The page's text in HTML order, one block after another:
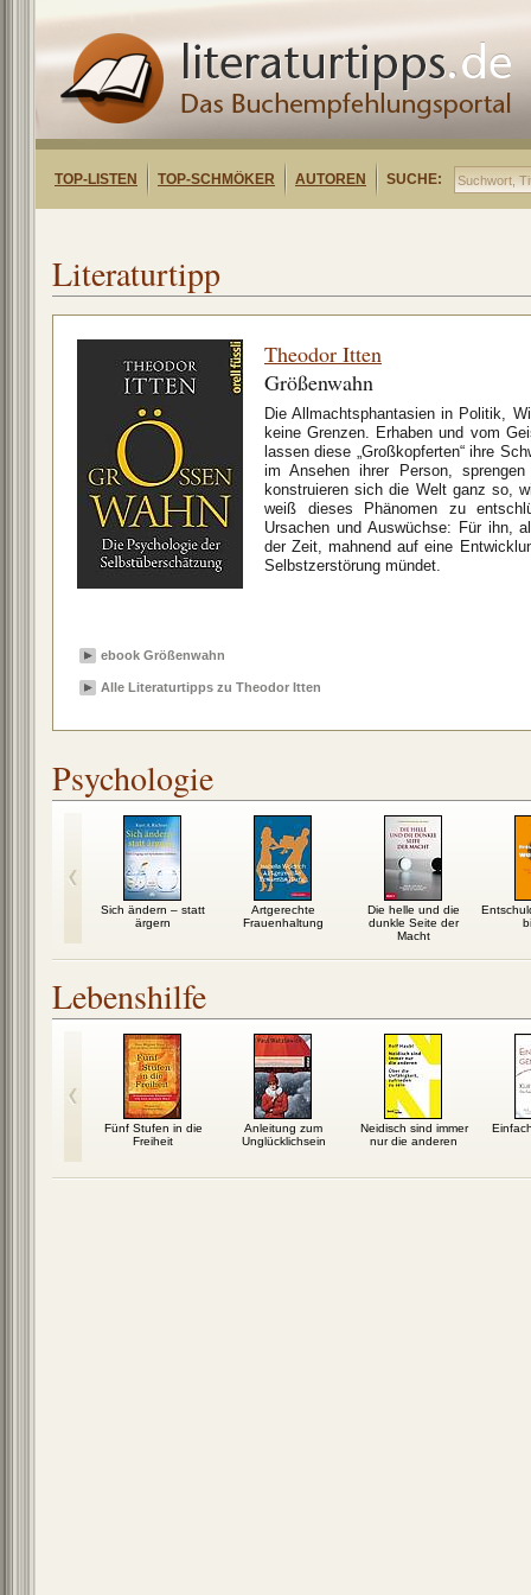
TOP-LISTEN TOP-SCHMÖKER AUTOREN SUCHE:
Literaturtipp
Theodor Itten
Größenwahn
Die Allmachtsphantasien in Politik,
keine Grenzen. Erhaben und vom
lassen diese „Großkopferten“ ihre
im Ansehen ihrer Person,
konstruieren sich die Welt ganz so,
weiß dieses Phänomen zu
Ursachen und Auswüchse: Für ihn,
der Zeit, mahnend auf eine
Selbstzerstörung mündet.
ebook Größenwahn
Alle Literaturtipps zu Theodor Itten
Psychologie
Sich ändern – statt
ärgern
Artgerechte
Frauenhaltung
Die helle und die
dunkle Seite der
Macht
Lebenshilfe
Fünf Stufen in die
Freiheit
Anleitung zum
Unglücklichsein
Neidisch sind immer
nur die anderen